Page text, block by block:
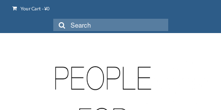
Your Cart-¥0
Search
for: